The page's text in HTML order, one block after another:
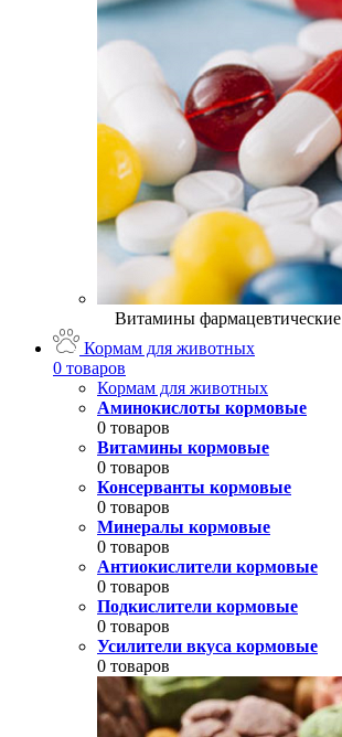
Витамины фармацевтические
Кормам для животных
0 товаров
Кормам для животных
Аминокислоты кормовые
0 товаров
Витамины кормовые
0 товаров
Консерванты кормовые
0 товаров
Минералы кормовые
0 товаров
Антиокислители кормовые
0 товаров
Подкислители кормовые
0 товаров
Усилители вкуса кормовые
0 товаров